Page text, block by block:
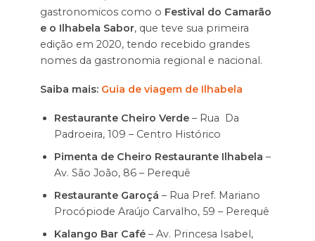
gastronomicos como o Festival do Camarão
e o Ilhabela Sabor, que teve sua primeira
edição em 2020, tendo recebido grandes
nomes da gastronomia regional e nacional.
Saiba mais: Guia de viagem de Ilhabela
Restaurante Cheiro Verde– Rua Da
Padroeira, 109 – Centro Histórico
Pimenta de Cheiro Restaurante Ilhabela –
Av. São João, 86 – Perequê
Restaurante Garoçá – Rua Pref. Mariano
Procópiode Araújo Carvalho, 59 – Perequê
Kalango Bar Café– Av. Princesa Isabel,